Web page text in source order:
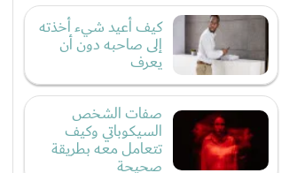
كيف أعيد شيء أخذته
إلى صاحبه دون أن
يعرف
صفات الشخص
السيكوباتي وكيف
تتعامل معه بطريقة
صحيحة